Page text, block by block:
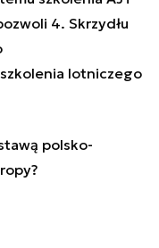
4. Skrzydłu
lotniczego
polsko-